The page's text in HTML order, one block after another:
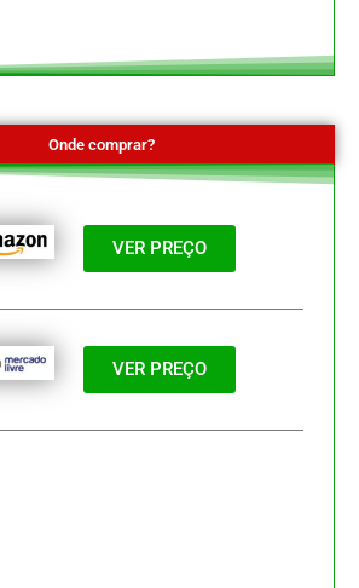
Onde comprar?
VER PREÇO
VER PREÇO